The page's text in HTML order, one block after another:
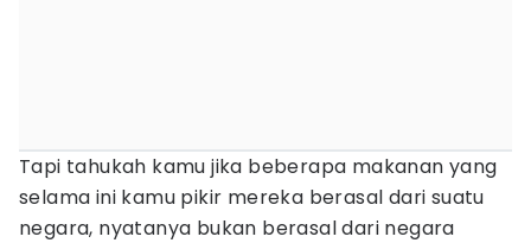
Tapi tahukah kamu jika beberapa makanan yang
selama ini kamu pikir mereka berasal dari suatu
negara, nyatanya bukan berasal dari negara